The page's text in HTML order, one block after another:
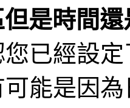
是時間
已經設
能是因